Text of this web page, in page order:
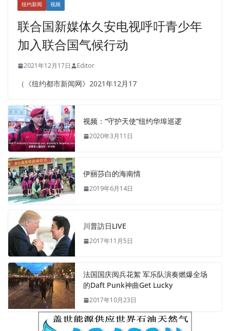
纽约新闻 视频
联合国新媒体久安电视呼吁青少年
加入联合国气候行动
2021年12月17日 Editor
（《纽约都市新闻网》2021年12月17
视频：“守护天使”纽约华埠巡逻
2020年3月11日
伊丽莎白的海南情
2019年6月14日
川普訪日LIVE
2017年11月5日
法国国庆阅兵花絮 军乐队演奏燃爆全场
的Daft Punk神曲Get Lucky
2017年10月23日